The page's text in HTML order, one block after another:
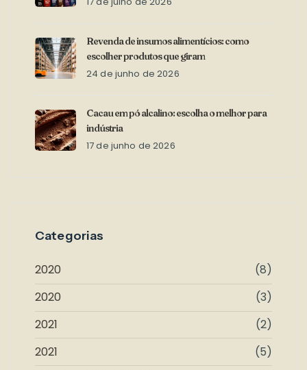
Revenda de insumos alimentícios: como
escolher produtos que giram
24 de junho de 2026
Cacau em pó alcalino: escolha o melhor para
indústria
17 de junho de 2026
Categorias
2020
(8)
2020
(3)
2021
(2)
2021
(5)